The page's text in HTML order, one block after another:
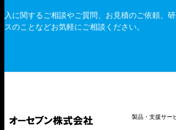
導入に関するご相談やご質問、お見積のご依頼、
ビスのことなどお気軽にご相談ください。
製品・支援サー